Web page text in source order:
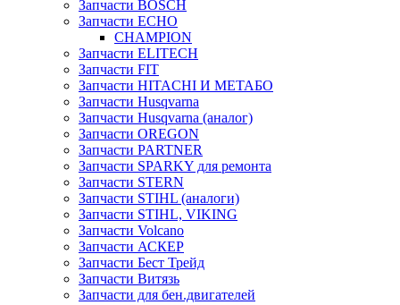
Запчасти BOSCH
Запчасти ECHO
CHAMPION
Запчасти ELITECH
Запчасти FIT
Запчасти HITACHI И МЕТАБО
Запчасти Husqvarna
Запчасти Husqvarna (аналог)
Запчасти OREGON
Запчасти PARTNER
Запчасти SPARKY для ремонта
Запчасти STERN
Запчасти STIHL (аналоги)
Запчасти STIHL, VIKING
Запчасти Volcano
Запчасти АСКЕР
Запчасти Бест Трейд
Запчасти Витязь
Запчасти для бен.двигателей